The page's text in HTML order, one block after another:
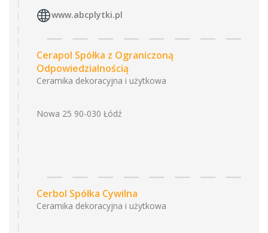
www.abcplytki.pl
Cerapol Spółka z Ograniczoną
Odpowiedzialnością
Ceramika dekoracyjna i użytkowa
Nowa 25 90-030 Łódź
Cerbol Spółka Cywilna
Ceramika dekoracyjna i użytkowa